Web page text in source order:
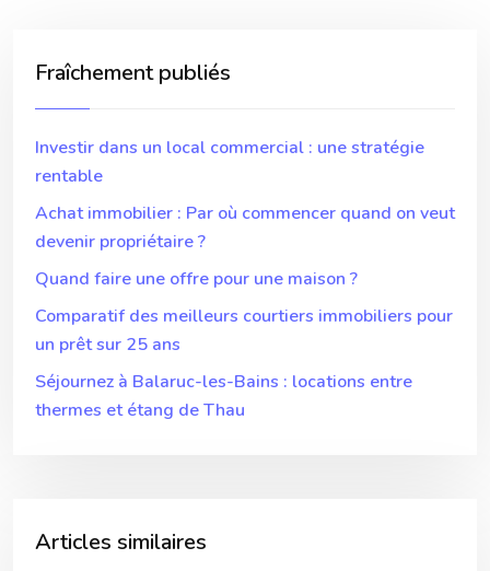
Fraîchement publiés
Investir dans un local commercial : une stratégie
rentable
Achat immobilier : Par où commencer quand on veut
devenir propriétaire ?
Quand faire une offre pour une maison ?
Comparatif des meilleurs courtiers immobiliers pour
un prêt sur 25 ans
Séjournez à Balaruc-les-Bains : locations entre
thermes et étang de Thau
Articles similaires